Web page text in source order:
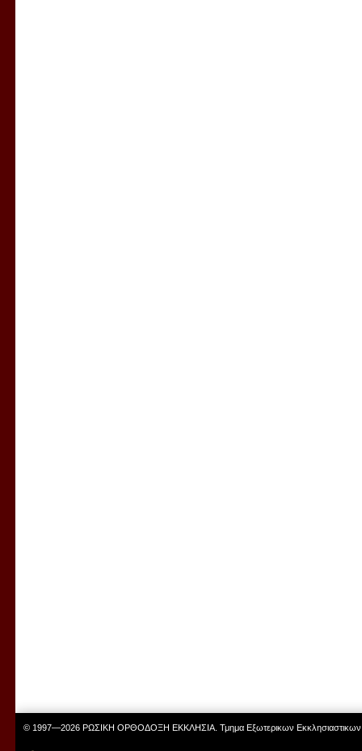
© 1997—2026 ΡΩΣΙΚΗ ΟΡΘΟΔΟΞΗ ΕΚΚΛΗΣΙΑ. Τμημα Εξωτερικων